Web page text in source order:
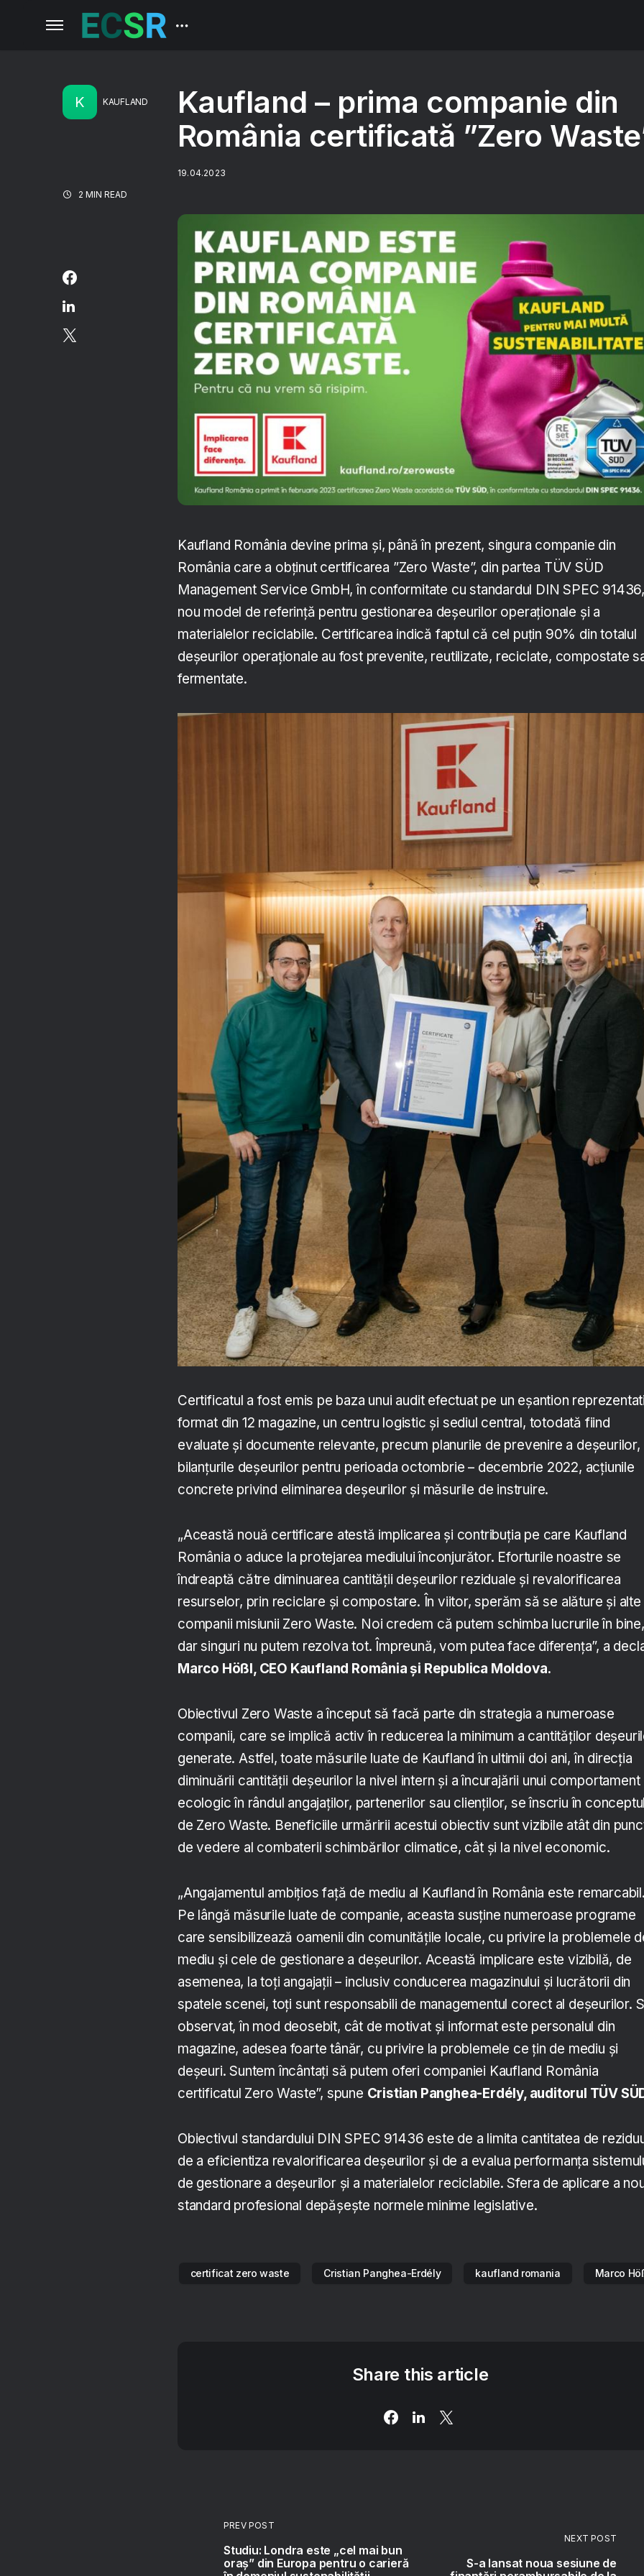
K KAUFLAND
2 MIN READ
Kaufland – prima companie din
România certificată ”Zero
19.04.2023
Kaufland România devine prima și, până în prezent, singura companie din
România care a obținut certificarea ”Zero Waste”, din partea TÜV SÜD
Management Service GmbH, în conformitate cu standardul DIN SPEC
nou model de referință pentru gestionarea deșeurilor operaționale și a
materialelor reciclabile. Certificarea indică faptul că cel puțin 90% din totalul
deșeurilor operaționale au fost prevenite, reutilizate, reciclate, compostate
fermentate.
Certificatul a fost emis pe baza unui audit efectuat pe un eșantion
format din 12 magazine, un centru logistic și sediul central, totodată fiind
evaluate și documente relevante, precum planurile de prevenire a deșeurilor,
bilanțurile deșeurilor pentru perioada octombrie – decembrie 2022, acțiunile
concrete privind eliminarea deșeurilor și măsurile de instruire.
„Această nouă certificare atestă implicarea și contribuția pe care Kaufland
România o aduce la protejarea mediului înconjurător. Eforturile noastre se
îndreaptă către diminuarea cantității deșeurilor reziduale și revalorificarea
resurselor, prin reciclare și compostare. În viitor, sperăm să se alăture și alte
companii misiunii Zero Waste. Noi credem că putem schimba lucrurile în bine,
dar singuri nu putem rezolva tot. Împreună, vom putea face diferența”, a
Marco Hößl, CEO Kaufland România și Republica Moldova.
Obiectivul Zero Waste a început să facă parte din strategia a numeroase
companii, care se implică activ în reducerea la minimum a cantităților
generate. Astfel, toate măsurile luate de Kaufland în ultimii doi ani, în direcția
diminuării cantității deșeurilor la nivel intern și a încurajării unui comportament
ecologic în rândul angajaților, partenerilor sau clienților, se înscriu în
de Zero Waste. Beneficiile urmăririi acestui obiectiv sunt vizibile atât din
de vedere al combaterii schimbărilor climatice, cât și la nivel economic.
„Angajamentul ambițios față de mediu al Kaufland în România este
Pe lângă măsurile luate de companie, aceasta susține numeroase programe
care sensibilizează oamenii din comunitățile locale, cu privire la problemele
mediu și cele de gestionare a deșeurilor. Această implicare este vizibilă, de
asemenea, la toți angajații – inclusiv conducerea magazinului și lucrătorii din
spatele scenei, toți sunt responsabili de managementul corect al deșeurilor.
observat, în mod deosebit, cât de motivat și informat este personalul din
magazine, adesea foarte tânăr, cu privire la problemele ce țin de mediu și
deșeuri. Suntem încântați să putem oferi companiei Kaufland România
certificatul Zero Waste”, spune Cristian Panghea-Erdély, auditorul TÜV
Obiectivul standardului DIN SPEC 91436 este de a limita cantitatea de
de a eficientiza revalorificarea deșeurilor și de a evalua performanța
de gestionare a deșeurilor și a materialelor reciclabile. Sfera de aplicare a
standard profesional depășește normele minime legislative.
certificat zero waste Cristian Panghea-Erdély kaufland romania Marco
Share this article
PREV POST
Studiu: Londra este „cel mai bun
oraș” din Europa pentru o carieră
NEXT POST
S-a lansat noua sesiune de